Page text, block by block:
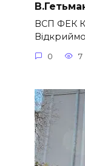
ВСП ФЕК
0 7